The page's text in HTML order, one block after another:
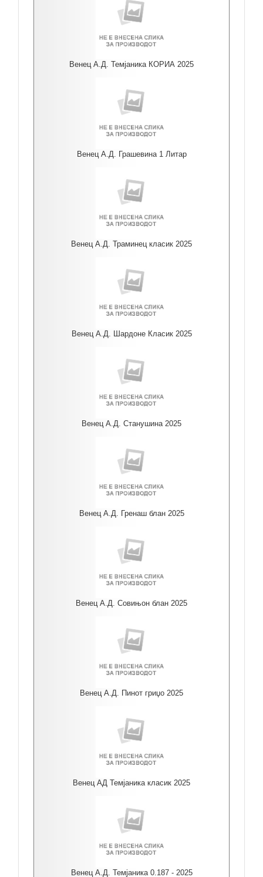
Венец А.Д. Темјаника КОРИА 2025
Венец А.Д. Грашевина 1 Литар
Венец А.Д. Траминец класик 2025
Венец А.Д. Шардоне Класик 2025
Венец А.Д. Станушина 2025
Венец А.Д. Гренаш блан 2025
Венец А.Д. Совињон блан 2025
Венец А.Д. Пинот гриџо 2025
Венец АД Темјаника класик 2025
Венец А.Д. Темјаника 0.187 - 2025